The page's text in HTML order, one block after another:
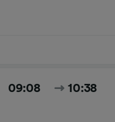
09:08 10:38